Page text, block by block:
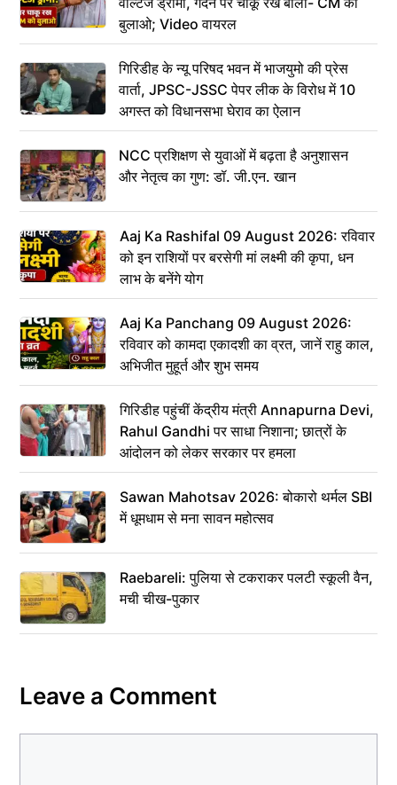
बुलाओ; Video वायरल
गिरिडीह के न्यू परिषद भवन में भाजयुमो की प्रेस
वार्ता, JPSC-JSSC पेपर लीक के विरोध में 10
अगस्त को विधानसभा घेराव का ऐलान
NCC प्रशिक्षण से युवाओं में बढ़ता है अनुशासन
और नेतृत्व का गुण: डॉ. जी.एन. खान
Aaj Ka Rashifal 09 August 2026: रविवार
को इन राशियों पर बरसेगी मां लक्ष्मी की कृपा, धन
लाभ के बनेंगे योग
Aaj Ka Panchang 09 August 2026:
रविवार को कामदा एकादशी का व्रत, जानें राहु काल,
अभिजीत मुहूर्त और शुभ समय
गिरिडीह पहुंचीं केंद्रीय मंत्री Annapurna Devi,
Rahul Gandhi पर साधा निशाना; छात्रों के
आंदोलन को लेकर सरकार पर हमला
Sawan Mahotsav 2026: बोकारो थर्मल SBI
में धूमधाम से मना सावन महोत्सव
Raebareli: पुलिया से टकराकर पलटी स्कूली वैन,
मची चीख-पुकार
Leave a Comment